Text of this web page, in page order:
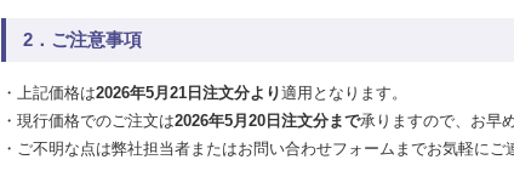
2．ご注意事項
・上記価格は2026年5月21日注文分より適用となります。
・現行価格でのご注文は2026年5月20日注文分まで承りますので、お早
・ご不明な点は弊社担当者またはお問い合わせフォームまでお気軽にご